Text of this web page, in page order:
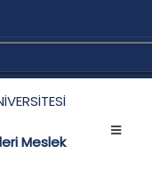
Meslek